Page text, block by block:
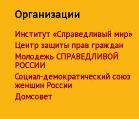
Организации
Институт «Справедливый мир»
Центр защиты прав граждан
Молодежь СПРАВЕДЛИВОЙ
РОССИИ
Социал-демократический союз
женщин России
Домсовет